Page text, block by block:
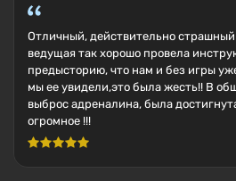
Отличный, действительно страшный
ведущая так хорошо провела
предысторию, что нам и без игры
мы ее увидели,это была жесть!! В
выброс адреналина, была
огромное !!!